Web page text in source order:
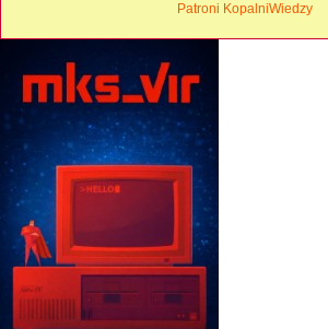
Patroni KopalniWiedzy